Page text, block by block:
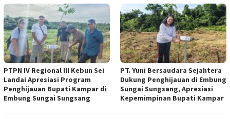
PTPN IV Regional III Kebun Sei
Landai Apresiasi Program
Penghijauan Bupati Kampar di
Embung Sungai Sungsang
PT. Yuni Bersaudara Sejahtera
Dukung Penghijauan di Embung
Sungai Sungsang, Apresiasi
Kepemimpinan Bupati Kampar ‎